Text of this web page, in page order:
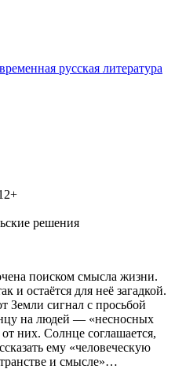
русская литература
решения
поиском смысла жизни.
и остаётся для неё загадкой.
Земли сигнал с просьбой
на людей — «несносных
них. Солнце соглашается,
ему «человеческую
и смысле»…